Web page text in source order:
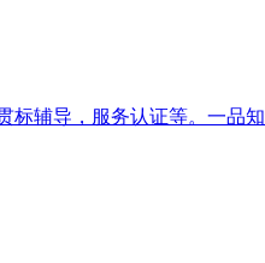
标辅导，服务认证等。一品